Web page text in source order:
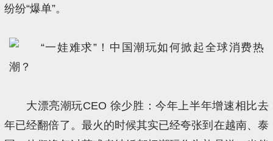
纷纷“爆单”。
大漂亮潮玩CEO 徐少胜：今年上半年增速相比去
年已经翻倍了。最火的时候其实已经夸张到在越南、泰